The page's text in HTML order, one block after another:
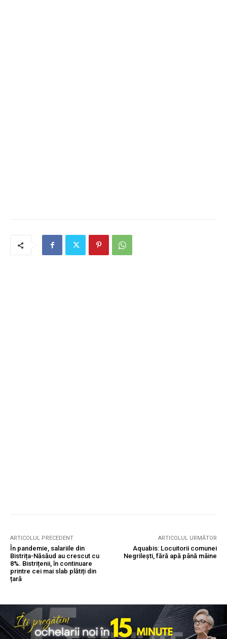
ARTICOLUL PRECEDENT
În pandemie, salariile din
Bistrița-Năsăud au crescut cu
8%. Bistrițenii, în continuare
printre cei mai slab plătiți din
țară
ARTICOLUL URMĂTOR
Aquabis: Locuitorii comunei
Negrilești, fără apă până mâine